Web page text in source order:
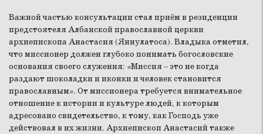
Важной частью консультации стал приём в резиденции
предстоятеля Албанской православной церкви
архиепископа Анастасия (Яннулатоса). Владыка отметил,
что миссионер должен глубоко понимать богословские
основания своего служения: «Миссия – это не когда
раздают шоколадки и иконки и человек становится
православным». От миссионера требуется внимательное
отношение к истории и культуре людей, к которым
адресовано свидетельство, к тому, как Господь уже
действовал в их жизни. Архиепископ Анастасий также